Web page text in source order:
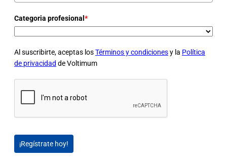
Categoria profesional *
Al suscribirte, aceptas losTérminos y condicionesy la Política
de privacidad de Voltimum
¡Regístrate hoy!